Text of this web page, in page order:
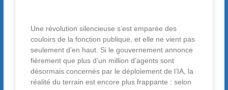
Une révolution silencieuse s’est emparée des
couloirs de la fonction publique, et elle ne vient pas
seulement d’en haut. Si le gouvernement annonce
fièrement que plus d’un million d’agents sont
désormais concernés par le déploiement de l’IA, la
réalité du terrain est encore plus frappante : selon